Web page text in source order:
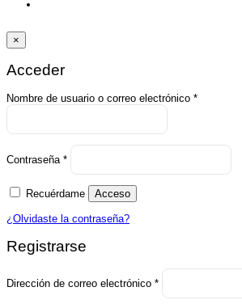
×
Acceder
Nombre de usuario o correo electrónico *Obligatorio
Contraseña *
Obligatorio
Recuérdame Acceso
¿Olvidaste la contraseña?
Registrarse
Dirección de correo electrónico *
Obligatorio